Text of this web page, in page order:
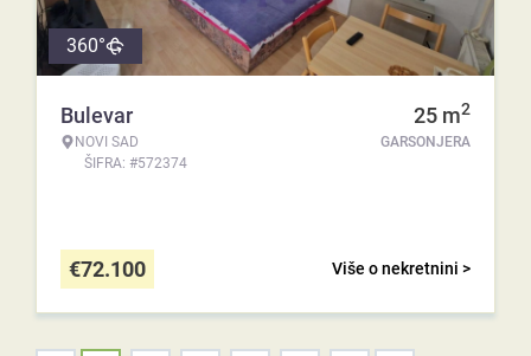
360°
Bulevar
NOVI SAD
ŠIFRA: #572374
25 m2
GARSONJERA
Više o nekretnini >
€72.100